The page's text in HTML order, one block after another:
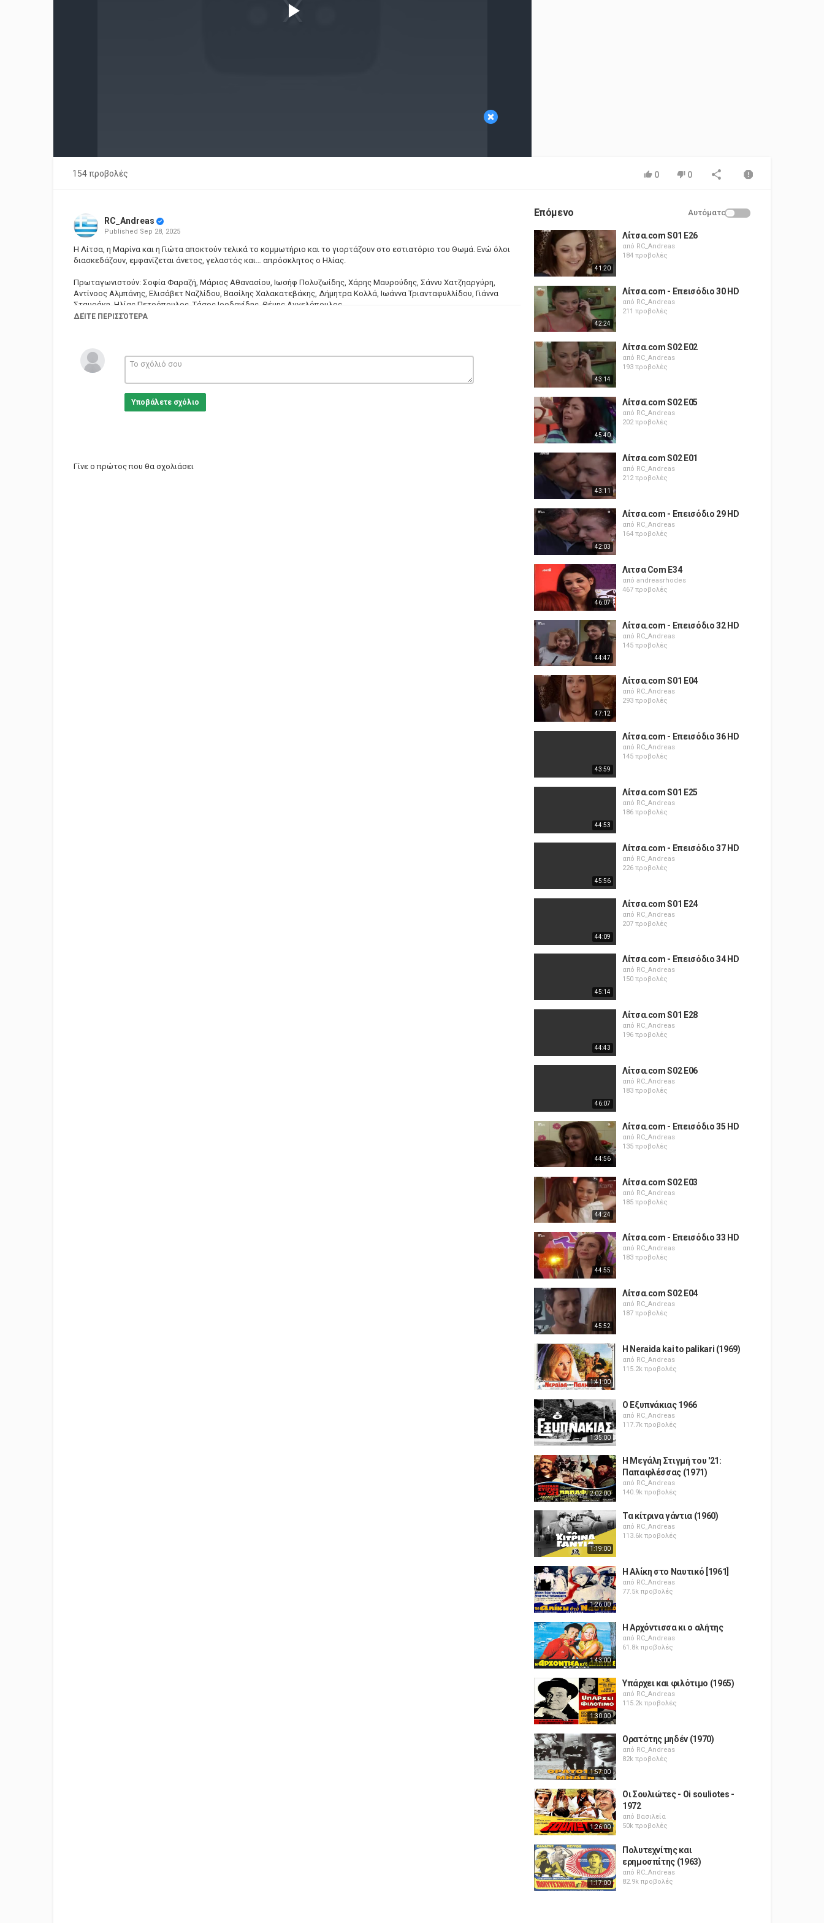
×
154 προβολές 0 0
RC_Andreas
Published Sep 28, 2025
Η Λίτσα, η Μαρίνα και η Γιώτα αποκτούν τελικά το κομμωτήριο και το γιορτάζουν στο εστιατόριο του Θωμά. Ενώ όλοι
διασκεδάζουν, εμφανίζεται άνετος, γελαστός και… απρόσκλητος ο Ηλίας.
Πρωταγωνιστούν: Σοφία Φαραζή, Μάριος Αθανασίου, Ιωσήφ Πολυζωίδης, Χάρης Μαυρούδης, Σάννυ Χατζηαργύρη,
Αντίνοος Αλμπάνης, Ελισάβετ Ναζλίδου, Βασίλης Χαλακατεβάκης, Δήμητρα Κολλά, Ιωάννα Τριανταφυλλίδου, Γιάννα
Σταυράκη, Ηλίας Πετρόπουλος, Τάσος Ιορδανίδης, Θέμης Αγγελόπουλος.
Εκτέλεση παραγωγής: Cinegram
Κατηγορίες
ΔΕΊΤΕ ΠΕΡΙΣΣΌΤΕΡΑ
Υποβάλετε σχόλιο
Γίνε ο πρώτος που θα σχολιάσει
Επόμενο Αυτόματο
41:20
Λίτσα.com S01 E26
από RC_Andreas
184 προβολές
42:24
Λίτσα.com - Επεισόδιο 30 HD
από RC_Andreas
211 προβολές
43:14
Λίτσα.com S02 E02
από RC_Andreas
193 προβολές
45:40
Λίτσα.com S02 E05
από RC_Andreas
202 προβολές
43:11
Λίτσα.com S02 E01
από RC_Andreas
212 προβολές
42:03
Λίτσα.com - Επεισόδιο 29 HD
από RC_Andreas
164 προβολές
46:07
Λιτσα Com E34
από andreasrhodes
467 προβολές
44:47
Λίτσα.com - Επεισόδιο 32 HD
από RC_Andreas
145 προβολές
47:12
Λίτσα.com S01 E04
από RC_Andreas
293 προβολές
43:59
Λίτσα.com - Επεισόδιο 36 HD
από RC_Andreas
145 προβολές
44:53
Λίτσα.com S01 E25
από RC_Andreas
186 προβολές
45:56
Λίτσα.com - Επεισόδιο 37 HD
από RC_Andreas
226 προβολές
44:09
Λίτσα.com S01 E24
από RC_Andreas
207 προβολές
45:14
Λίτσα.com - Επεισόδιο 34 HD
από RC_Andreas
150 προβολές
44:43
Λίτσα.com S01 E28
από RC_Andreas
196 προβολές
46:07
Λίτσα.com S02 E06
από RC_Andreas
183 προβολές
44:56
Λίτσα.com - Επεισόδιο 35 HD
από RC_Andreas
135 προβολές
44:24
Λίτσα.com S02 E03
από RC_Andreas
185 προβολές
44:55
Λίτσα.com - Επεισόδιο 33 HD
από RC_Andreas
183 προβολές
45:52
Λίτσα.com S02 E04
από RC_Andreas
187 προβολές
1:41:00
H Neraida kai to palikari (1969)
από RC_Andreas
115.2k προβολές
1:35:00
Ο Εξυπνάκιας 1966
από RC_Andreas
117.7k προβολές
2:02:00
Η Μεγάλη Στιγμή του '21:
Παπαφλέσσας (1971)
από RC_Andreas
140.9k προβολές
1:19:00
Τα κίτρινα γάντια (1960)
από RC_Andreas
113.6k προβολές
1:26:00
Η Αλίκη στο Ναυτικό [1961]
από RC_Andreas
77.5k προβολές
1:43:00
Η Αρχόντισσα κι ο αλήτης
από RC_Andreas
61.8k προβολές
1:30:00
Υπάρχει και φιλότιμο (1965)
από RC_Andreas
115.2k προβολές
1:57:00
Ορατότης μηδέν (1970)
από RC_Andreas
82k προβολές
1:26:00
Οι Σουλιώτες - Oi souliotes -
1972
από Βασιλεία
50k προβολές
1:17:00
Πολυτεχνίτης και
ερημοσπίτης (1963)
από RC_Andreas
82.9k προβολές